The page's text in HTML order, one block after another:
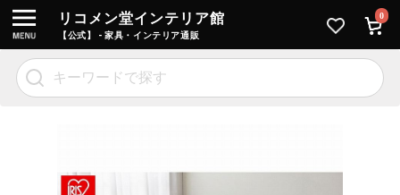
リコメン堂インテリア館
【公式】 - 家具・インテリア通販
0